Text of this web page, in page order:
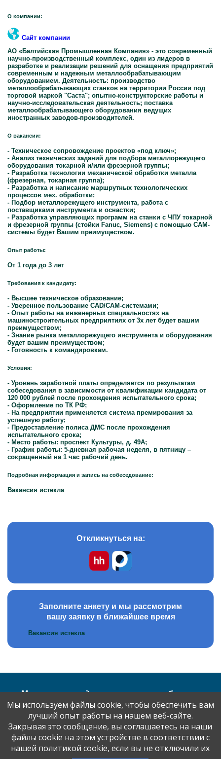
О компании:
Сайт компании
АО «Балтийская Промышленная Компания» - это современный
научно-производственный комплекс, один из лидеров в
разработке и реализации решений для оснащения предприятий
современным и надежным металлообрабатывающим
оборудованием. Деятельность: производство
металлообрабатывающих станков на территории России под
торговой маркой "Саста"; опытно-конструкторские работы и
научно-исследовательская деятельность; поставка
металлообрабатывающего оборудования ведущих
иностранных заводов-производителей.
О вакансии:
- Техническое сопровождение проектов «под ключ»;
- Анализ технических заданий для подбора металлорежущего
оборудования токарной и/или фрезерной группы;
- Разработка технологии механической обработки металла
(фрезерная, токарная группа);
- Разработка и написание маршрутных технологических
процессов мех. обработки;
- Подбор металлорежущего инструмента, работа с
поставщиками инструмента и оснастки;
- Разработка управляющих программ на станки с ЧПУ токарной
и фрезерной группы (стойки Fanuc, Siemens) с помощью CAM-
системы будет Вашим преимуществом.
Опыт работы:
От 1 года до 3 лет
Требования к кандидату:
- Высшее техническое образование;
- Уверенное пользование CAD/CAM-системами;
- Опыт работы на инженерных специальностях на
машиностроительных предприятиях от 3х лет будет вашим
преимуществом;
- Знание рынка металлорежущего инструмента и оборудования
будет вашим преимуществом;
- Готовность к командировкам.
Условия:
- Уровень заработной платы определяется по результатам
собеседования в зависимости от квалификации кандидата от
120 000 рублей после прохождения испытательного срока;
- Оформление по ТК РФ;
- На предприятии применяется система премирования за
успешную работу;
- Предоставление полиса ДМС после прохождения
испытательного срока;
- Место работы: проспект Культуры, д. 49А;
- График работы: 5-дневная рабочая неделя, в пятницу –
сокращенный на 1 час рабочий день.
Подробная информация и запись на собеседование:
Вакансия истекла
Откликнуться на:
Заполните анкету и мы рассмотрим
вашу заявку в ближайшее время
Вакансия истекла
Мы получаем удовольствие от работы и
помогаем нашим сотрудникам
профессионально развиваться.
Поделитесь вакансией с друзьями
Мы используем файлы cookie, чтобы обеспечить вам
лучший опыт работы на нашем веб-сайте.
Закрывая это сообщение, вы соглашаетесь на наши
файлы cookie на этом устройстве в соответствии с
нашей политикой cookie, если вы не отключили их